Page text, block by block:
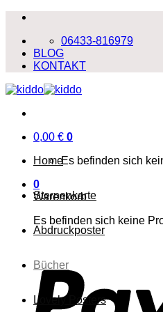
Zum
springen
06433-816979
BLOG
KONTAKT
0,00 € 0
Es befinden sich
0
Warenkorb
Es befinden sich keine
Home
Sternenkarte
Abdruckposter
Bücher
Lovely Posters